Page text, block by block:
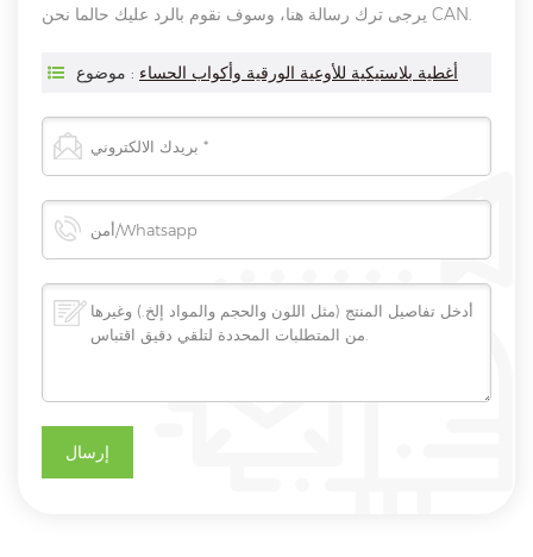
يرجى ترك رسالة هنا، وسوف نقوم بالرد عليك حالما نحن CAN.
موضوع : أغطية بلاستيكية للأوعية الورقية وأكواب الحساء